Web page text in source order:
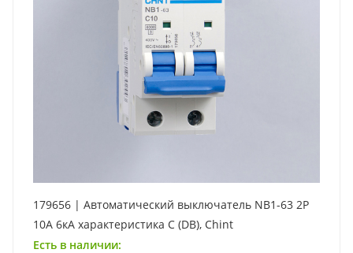
179656 | Автоматический выключатель NB1-63 2P
10А 6кА характеристика C (DB), Chint
Есть в наличии: